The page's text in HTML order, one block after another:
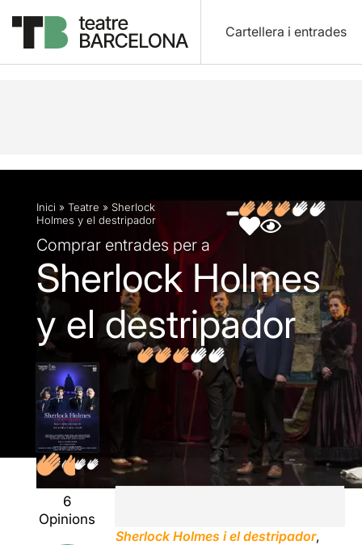
Cartellera i entrades
Descripció Fitxa artística Fotos i vídeos
Inici » Teatre » Sherlock
Holmes y el destripador
Comprar entrades per a
Sherlock Holmes
y el destripador
6
Opinions
Sherlock Holmes i el destripador,